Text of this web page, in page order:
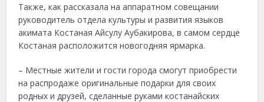
Также, как рассказала на аппаратном совещании
руководитель отдела культуры и развития языков
акимата Костаная Айсулу Аубакирова, в самом сердце
Костаная расположится новогодняя ярмарка.
– Местные жители и гости города смогут приобрести
на распродаже оригинальные подарки для своих
родных и друзей, сделанные руками костанайских